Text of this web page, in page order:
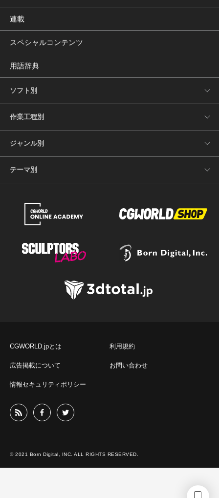
連載
スペシャルコンテンツ
用語辞典
ソフト別
作業工程別
ジャンル別
テーマ別
CGWORLD.jpとは 利用規約
広告掲載について お問い合わせ
情報セキュリティポリシー
© 2021 Born Digital, INC. ALL RIGHTS RESERVED.